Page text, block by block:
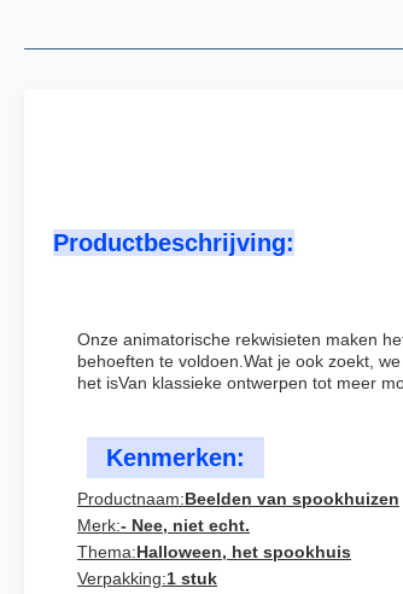
Productbeschrijving:
Onze animatorische rekwisieten maken
behoeften te voldoen.Wat je ook zoekt,
het isVan klassieke ontwerpen tot meer
Kenmerken:
Productnaam:Beelden van spookhuizen
Merk:- Nee, niet echt.
Thema:Halloween, het spookhuis
Verpakking:1 stuk